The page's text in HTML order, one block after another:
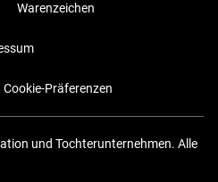
Warenzeichen
Cookie-Präferenzen
und Tochterunternehmen. Alle